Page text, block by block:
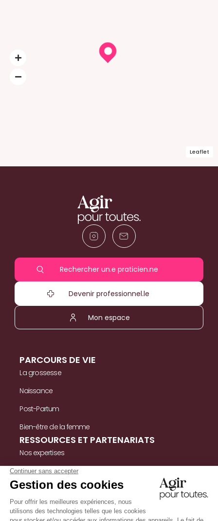
Leaflet
Rechercher un.e praticien.ne
Devenir professionnel.le
Mon espace
PARCOURS DE VIE
La grossesse
Naissance
Post-Partum
Bien-être de la femme
RESSOURCES ET PARTENARIATS
Nos expertises
Nos ressources
Témoignages
Nous contacter